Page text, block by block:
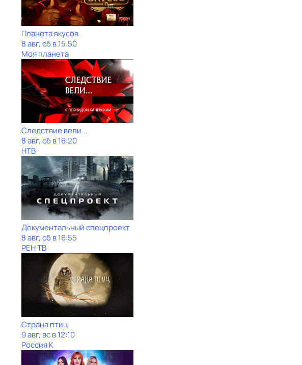
Планета вкусов
8 авг, сб в 15:50
Моя планета
Следствие вели...
8 авг, сб в 16:20
НТВ
Документальный спецпроект
8 авг, сб в 16:55
РЕН ТВ
Страна птиц
9 авг, вс в 12:10
Россия К